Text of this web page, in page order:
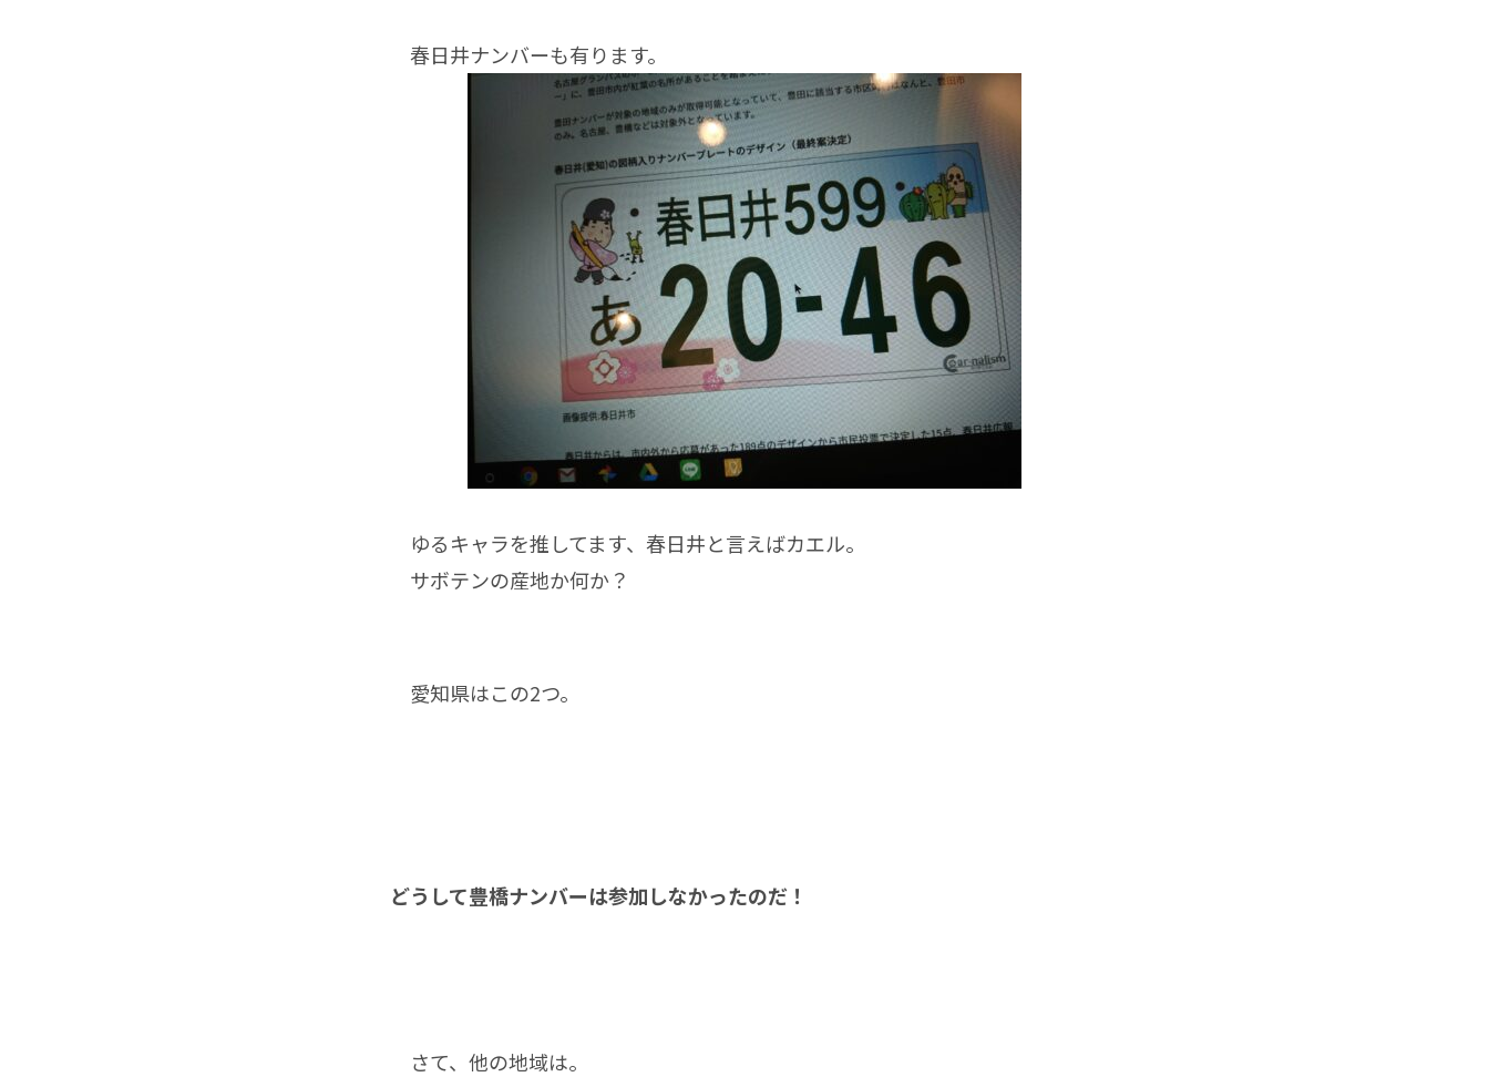
春日井ナンバーも有ります。
ゆるキャラを推してます、春日井と言えばカエル。
サボテンの産地か何か？
愛知県はこの2つ。
どうして豊橋ナンバーは参加しなかったのだ！
さて、他の地域は。